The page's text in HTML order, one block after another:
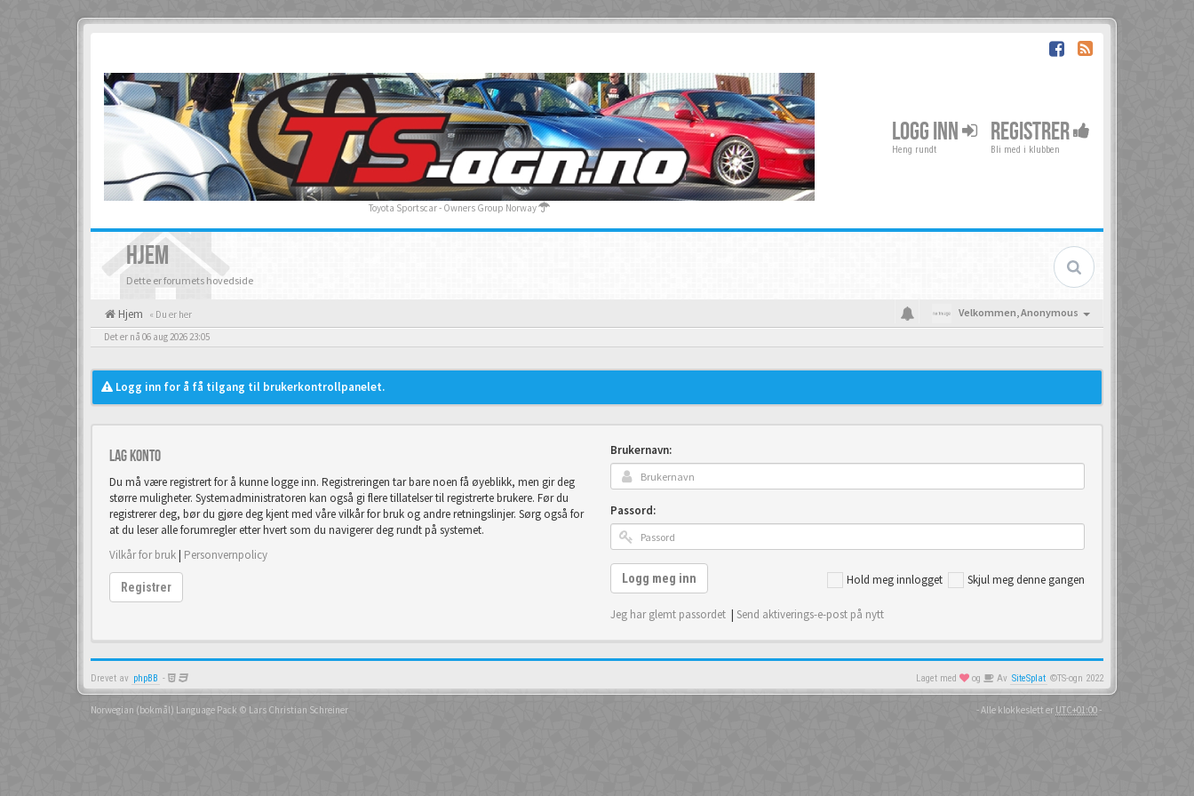
Toyota Sportscar - Owners Group Norway
LOGG INN
Heng rundt
REGISTRER
Bli med i klubben
HJEM
Dette er forumets hovedside
Hjem « Du er her Velkommen,Anonymous
Det er nå 06 aug 2026 23:05
Logg inn for å få tilgang til brukerkontrollpanelet.
Lag konto
Du må være registrert for å kunne logge inn. Registreringen tar bare noen få øyeblikk, men gir deg
større muligheter. Systemadministratoren kan også gi flere tillatelser til registrerte brukere. Før du
registrerer deg, bør du gjøre deg kjent med våre vilkår for bruk og andre retningslinjer. Sørg også for
at du leser alle forumregler etter hvert som du navigerer deg rundt på systemet.
Vilkår for bruk| Personvernpolicy
Registrer
Brukernavn:
Passord:
Hold meg innlogget Skjul meg denne gangen
Logg meg inn
Jeg har glemt passordet | Send aktiverings-e-post på nytt
Drevet av phpBB - Laget med og Av SiteSplat ©TS-ogn 2022
Norwegian (bokmål) Language Pack © Lars Christian Schreiner - Alle klokkeslett er UTC+01:00-